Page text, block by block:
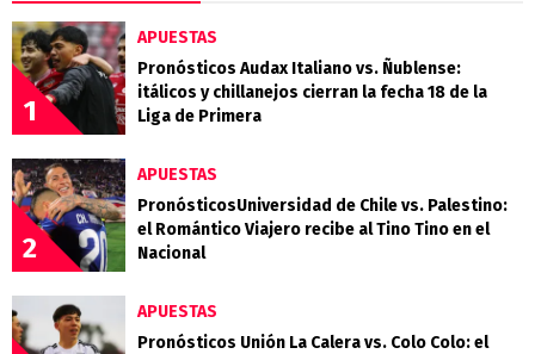
1
APUESTAS
Pronósticos Audax Italiano vs. Ñublense:
itálicos y chillanejos cierran la fecha 18 de la
Liga de Primera
2
APUESTAS
PronósticosUniversidad de Chile vs. Palestino:
el Romántico Viajero recibe al Tino Tino en el
Nacional
APUESTAS
Pronósticos Unión La Calera vs. Colo Colo: el